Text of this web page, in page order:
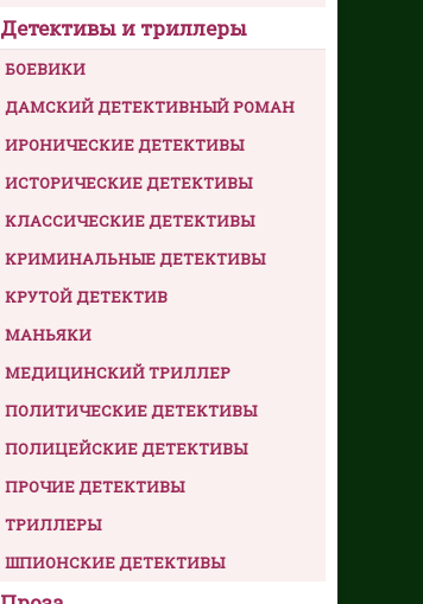
Детективы и триллеры
БОЕВИКИ
ДАМСКИЙ ДЕТЕКТИВНЫЙ РОМАН
ИРОНИЧЕСКИЕ ДЕТЕКТИВЫ
ИСТОРИЧЕСКИЕ ДЕТЕКТИВЫ
КЛАССИЧЕСКИЕ ДЕТЕКТИВЫ
КРИМИНАЛЬНЫЕ ДЕТЕКТИВЫ
КРУТОЙ ДЕТЕКТИВ
МАНЬЯКИ
МЕДИЦИНСКИЙ ТРИЛЛЕР
ПОЛИТИЧЕСКИЕ ДЕТЕКТИВЫ
ПОЛИЦЕЙСКИЕ ДЕТЕКТИВЫ
ПРОЧИЕ ДЕТЕКТИВЫ
ТРИЛЛЕРЫ
ШПИОНСКИЕ ДЕТЕКТИВЫ